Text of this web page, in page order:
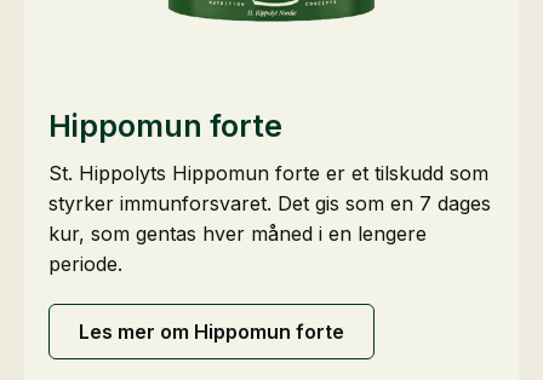
Hippomun forte
St. Hippolyts Hippomun forte er et tilskudd som
styrker immunforsvaret. Det gis som en 7 dages
kur, som gentas hver måned i en lengere
periode.
Les mer om Hippomun forte